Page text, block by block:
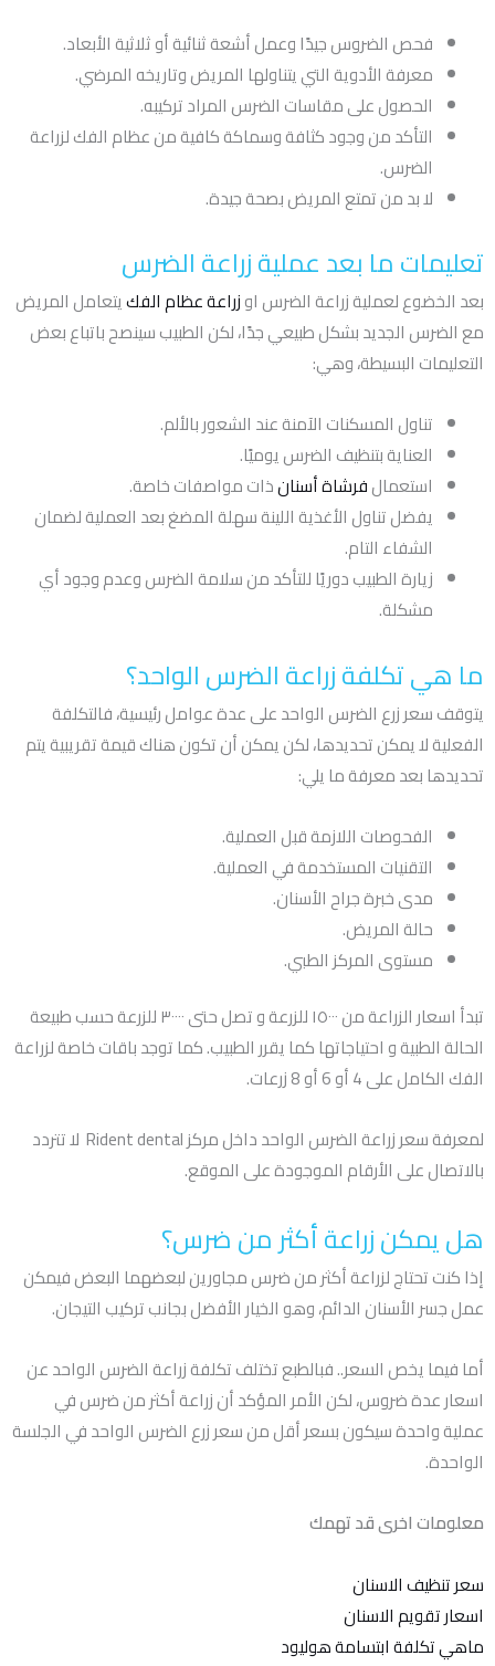
فحص الضروس جيدًا وعمل أشعة ثنائية أو ثلاثية الأبعاد.
معرفة الأدوية التي يتناولها المريض وتاريخه المرضي.
الحصول على مقاسات الضرس المراد تركيبه.
التأكد من وجود كثافة وسماكة كافية من عظام الفك لزراعة
الضرس.
لا بد من تمتع المريض بصحة جيدة.
تعليمات ما بعد عملية زراعة الضرس
بعد الخضوع لعملية زراعة الضرس اوزراعة عظام الفكيتعامل المريض
مع الضرس الجديد بشكل طبيعي جدًا، لكن الطبيب سينصح باتباع بعض
التعليمات البسيطة، وهي:
تناول المسكنات الآمنة عند الشعور بالألم.
العناية بتنظيف الضرس يوميًا.
استعمالفرشاة أسنانذات مواصفات خاصة.
يفضل تناول الأغذية اللينة سهلة المضغ بعد العملية لضمان
الشفاء التام.
زيارة الطبيب دوريًا للتأكد من سلامة الضرس وعدم وجود أي
مشكلة.
ما هي تكلفة زراعة الضرس الواحد؟
يتوقف سعر زرع الضرس الواحد على عدة عوامل رئيسية، فالتكلفة
الفعلية لا يمكن تحديدها، لكن يمكن أن تكون هناك قيمة تقريبية يتم
تحديدها بعد معرفة ما يلي:
الفحوصات اللازمة قبل العملية.
التقنيات المستخدمة في العملية.
مدى خبرة جراح الأسنان.
حالة المريض.
مستوى المركز الطبي.
تبدأ اسعار الزراعة من ١٥٠٠٠ للزرعة و تصل حتى ٣٠٠٠٠ للزرعة حسب طبيعة
الحالة الطبية و احتياجاتها كما يقرر الطبيب. كما توجد باقات خاصة لزراعة
الفك الكامل على 4 أو 6 أو 8 زرعات.
لمعرفة سعر زراعة الضرس الواحد داخل مركز Rident dental لا تتردد
بالاتصال على الأرقام الموجودة على الموقع.
هل يمكن زراعة أكثر من ضرس؟
إذا كنت تحتاج لزراعة أكثر من ضرس مجاورين لبعضهما البعض فيمكن
عمل جسر الأسنان الدائم، وهو الخيار الأفضل بجانب تركيب التيجان.
أما فيما يخص السعر.. فبالطبع تختلف تكلفة زراعة الضرس الواحد عن
اسعار عدة ضروس، لكن الأمر المؤكد أن زراعة أكثر من ضرس في
عملية واحدة سيكون بسعر أقل من سعر زرع الضرس الواحد في الجلسة
الواحدة.
معلومات اخرى قد تهمك
سعر تنظيف الاسنان
اسعار تقويم الاسنان
ماهي تكلفة ابتسامة هوليود